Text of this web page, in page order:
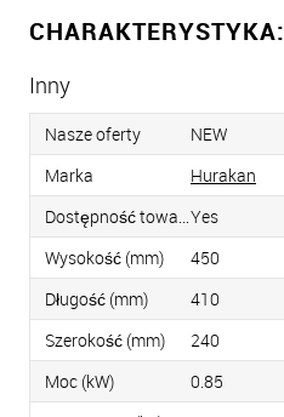
CHARAKTERYSTYKA:
Inny
Nasze oferty
NEW
Marka
Hurakan
Dostępność towaruYes
Wysokość (mm)
450
Długość (mm)
410
Szerokość (mm)
240
Moc (kW)
0.85